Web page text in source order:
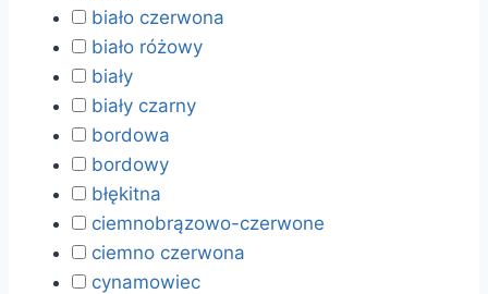
biało czerwona
biało różowy
biały
biały czarny
bordowa
bordowy
błękitna
ciemnobrązowo-czerwone
ciemno czerwona
cynamowiec